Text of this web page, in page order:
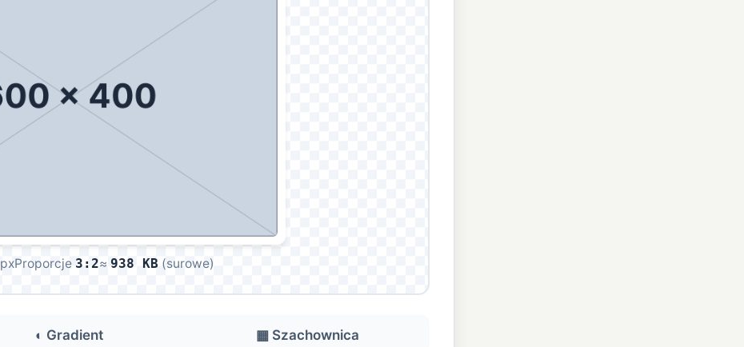
pxProporcje 3:2≈ 938 KB (surowe)
◐ Gradient ▦ Szachownica